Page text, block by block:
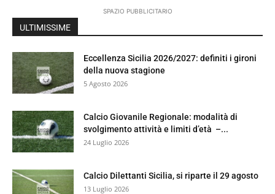
SPAZIO PUBBLICITARIO
ULTIMISSIME
Eccellenza Sicilia 2026/2027: definiti i gironi
della nuova stagione
5 Agosto 2026
Calcio Giovanile Regionale: modalità di
svolgimento attività e limiti d’età –...
24 Luglio 2026
Calcio Dilettanti Sicilia, si riparte il 29 agosto
13 Luglio 2026